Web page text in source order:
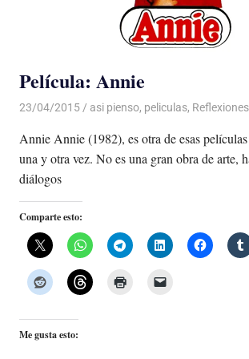
Película: Annie
23/04/2015 Luis Castellanos
asi pienso, peliculas, Reflexiones
Annie Annie (1982), es otra de esas
una y otra vez. No es una gran obra de arte,
diálogos
Comparte esto:
Me gusta esto: